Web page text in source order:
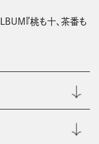
『桃も十、茶番も